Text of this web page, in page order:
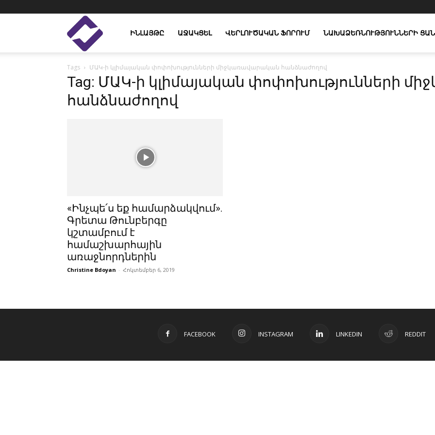
Enlight
Studies
ԻՆԼԱՅԹԸ ԱՋԱԿՑԵԼ ՎԵՐԼՈՒԾԱԿԱՆ ՖՈՐՈՒՄ ՆԱԽԱՁԵՌՆՈՒԹՅՈՒՆՆԵՐԻ
Tags ՄԱԿ-ի կլիմայական փոփոխությունների միջկառավարական հանձնաժողով
Tag: ՄԱԿ-ի կլիմայական փոփոխությունների
հանձնաժողով
«Ինչպե՛ս եք համարձակվում».
Գրետա Թունբերգը
կշտամբում է
համաշխարհային
առաջնորդներին
Christine Bdoyan - Հոկտեմբեր 6, 2019
FACEBOOK INSTAGRAM LINKEDIN REDDIT